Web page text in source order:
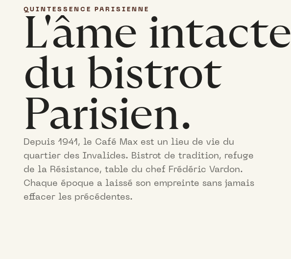
QUINTESSENCE PARISIENNE
L'âme intacte
du bistrot
Parisien.
Depuis 1941, le Café Max est un lieu de vie du
quartier des Invalides. Bistrot de tradition, refuge
de la Résistance, table du chef Frédéric Vardon.
Chaque époque a laissé son empreinte sans jamais
effacer les précédentes.